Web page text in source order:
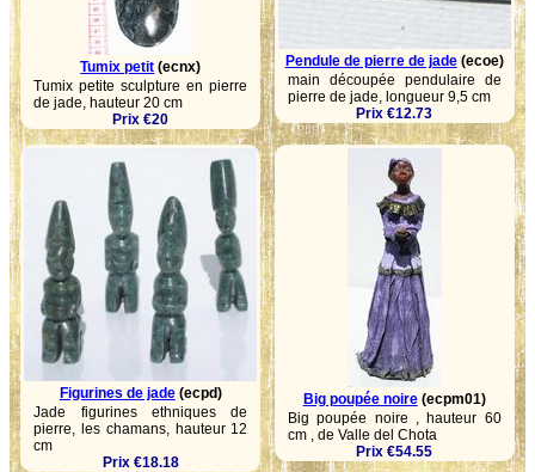
Tumix petit (ecnx)
Tumix petite sculpture en pierre
de jade, hauteur 20 cm
Prix €20
Pendule de pierre de jade(ecoe)
main découpée pendulaire de
pierre de jade, longueur 9,5 cm
Prix €12.73
Figurines de jade(ecpd)
Jade figurines ethniques de
pierre, les chamans, hauteur 12
cm
Prix €18.18
Big poupée noire(ecpm01)
Big poupée noire , hauteur 60
cm , de Valle del Chota
Prix €54.55